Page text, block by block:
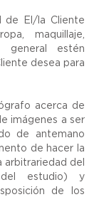
de El/la Cliente
maquillaje,
general estén
desea para
acerca de
imágenes a ser
de antemano
de hacer la
arbitrariedad del
estudio) y
de los